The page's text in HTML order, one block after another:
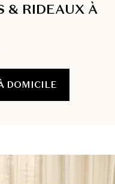
& RIDEAUX À
DOMICILE